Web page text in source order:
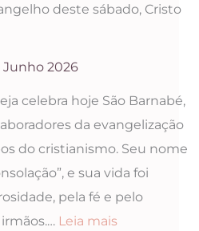
deste sábado, Cristo
Junho 2026
celebra hoje São Barnabé,
da evangelização
do cristianismo. Seu nome
e sua vida foi
pela fé e pelo
Leia mais: